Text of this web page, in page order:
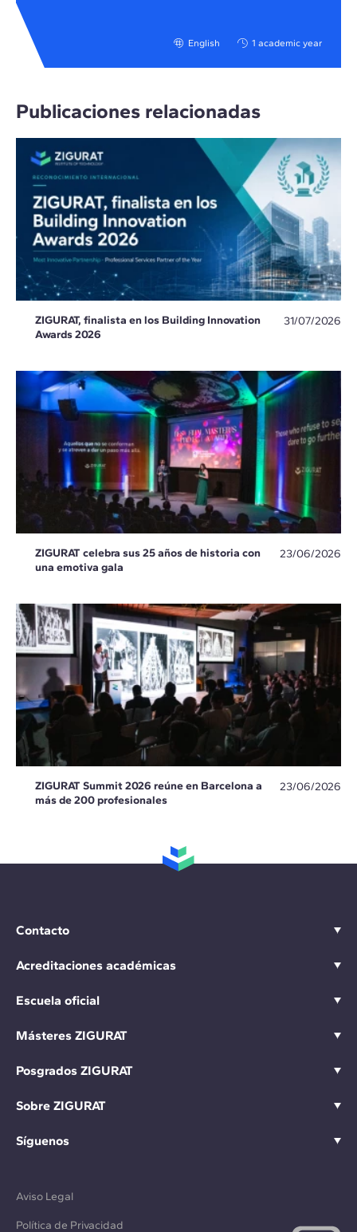
English 1 academic year
Publicaciones relacionadas
ZIGURAT, finalista en los Building Innovation
Awards 2026
31/07/2026
ZIGURAT celebra sus 25 años de historia con
una emotiva gala
23/06/2026
ZIGURAT Summit 2026 reúne en Barcelona a
más de 200 profesionales
23/06/2026
Contacto
Acreditaciones académicas
Escuela oficial
Másteres ZIGURAT
Posgrados ZIGURAT
Sobre ZIGURAT
Síguenos
Aviso Legal
Política de Privacidad